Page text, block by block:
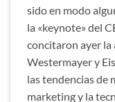
sido en modo
la «keynote» del
concitaron ayer la
Westermayer y
las tendencias de
marketing y la